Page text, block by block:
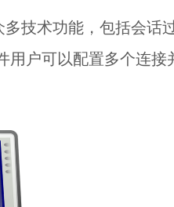
技术功能，包括会话
户可以配置多个连接